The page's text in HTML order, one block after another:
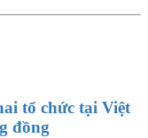
tổ chức tại Việt
đồng